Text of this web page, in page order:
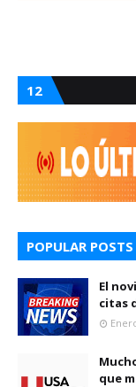
12
POPULAR POSTS
El
citas
que